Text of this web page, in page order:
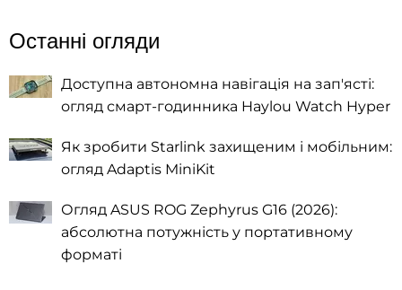
Останні огляди
Доступна автономна навігація на зап'ясті:
огляд смарт-годинника Haylou Watch Hyper
Як зробити Starlink захищеним і мобільним:
огляд Adaptis MiniKit
Огляд ASUS ROG Zephyrus G16 (2026):
абсолютна потужність у портативному
форматі